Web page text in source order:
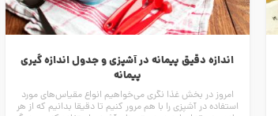
اندازه دقیق پیمانه در آشپزی و جدول اندازه گیری
پیمانه
امروز در بخش غذا نگری می‌خواهیم انواع مقیاس‌های مورد
استفاده در آشپزی را با هم مرور کنیم تا دقیقا بدانیم که از هر